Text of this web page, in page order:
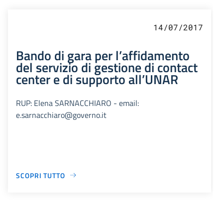
14/07/2017
Bando di gara per l’affidamento
del servizio di gestione di contact
center e di supporto all’UNAR
RUP: Elena SARNACCHIARO - email:
e.sarnacchiaro@governo.it
SCOPRI TUTTO